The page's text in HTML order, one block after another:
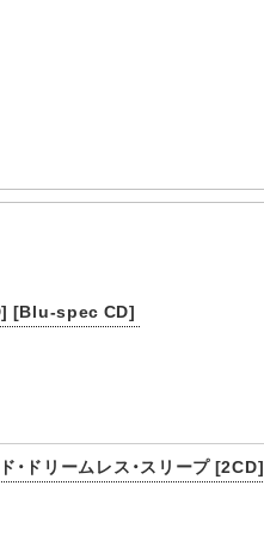
[Blu-spec CD]
・ドリームレス・スリープ [2CD]